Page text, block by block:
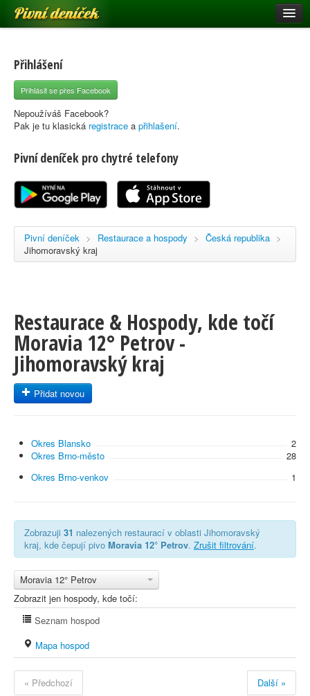
Pivní deníček
Pivní mapa
Pivní značky
Nápověda
Registrace
Přihlášení
Přihlásit se přes Facebook
Nepoužíváš Facebook?
Pak je tu klasická registrace a přihlašení.
Pivní deníček pro chytré telefony
Pivní deníček > Restaurace a hospody > Česká republika >
Jihomoravský kraj
Restaurace & Hospody, kde točí
Moravia 12° Petrov -
Jihomoravský kraj
Přidat novou
Okres Blansko
2
Okres Brno-město
28
Okres Brno-venkov
1
Zobrazuji 31 nalezených restaurací v oblasti Jihomoravský
kraj, kde čepují pivo Moravia 12° Petrov. Zrušit filtrování.
Moravia 12° Petrov
Zobrazit jen hospody, kde točí:
Seznam hospod
Mapa hospod
« Předchozí Další »